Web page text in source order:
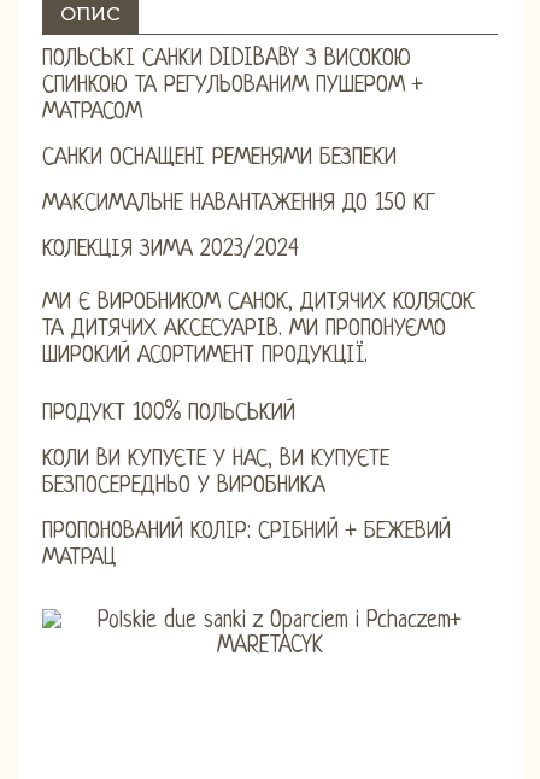
ОПИС
ПОЛЬСЬКІ САНКИ DIDIBABY З ВИСОКОЮ
СПИНКОЮ ТА РЕГУЛЬОВАНИМ ПУШЕРОМ +
МАТРАСОМ
САНКИ ОСНАЩЕНІ РЕМЕНЯМИ БЕЗПЕКИ
МАКСИМАЛЬНЕ НАВАНТАЖЕННЯ ДО 150 КГ
КОЛЕКЦІЯ ЗИМА 2023/2024
МИ Є ВИРОБНИКОМ САНОК, ДИТЯЧИХ КОЛЯСОК
ТА ДИТЯЧИХ АКСЕСУАРІВ. МИ ПРОПОНУЄМО
ШИРОКИЙ АСОРТИМЕНТ ПРОДУКЦІЇ.
ПРОДУКТ 100% ПОЛЬСЬКИЙ
КОЛИ ВИ КУПУЄТЕ У НАС, ВИ КУПУЄТЕ
БЕЗПОСЕРЕДНЬО У ВИРОБНИКА
ПРОПОНОВАНИЙ КОЛІР: СРІБНИЙ + БЕЖЕВИЙ
МАТРАЦ